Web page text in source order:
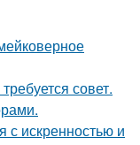
совет.
с искренностью и